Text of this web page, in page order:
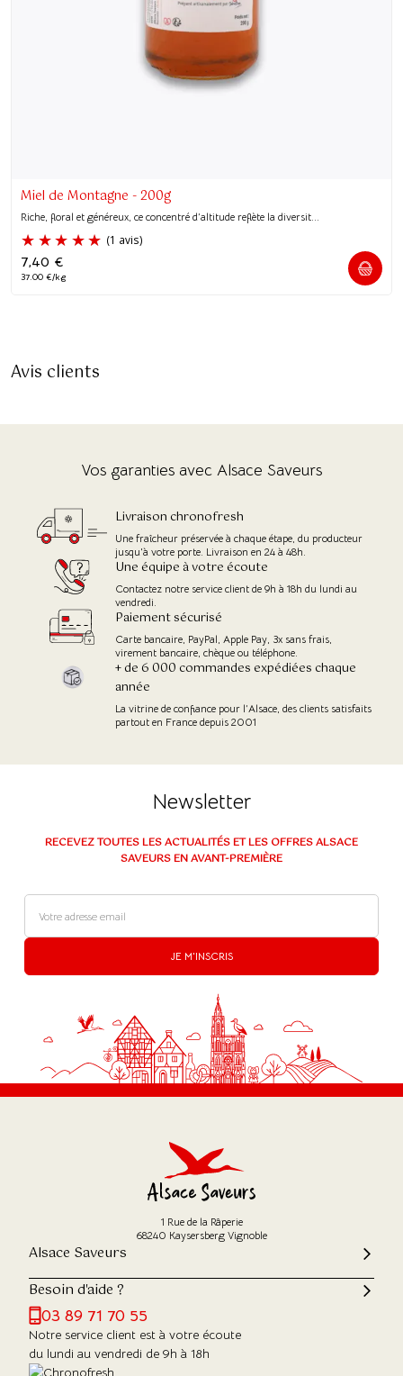
Miel de Montagne - 200g
Riche, floral et généreux, ce concentré d’altitude reflète la diversit...
7,40 €
37.00 €/kg
Avis clients
Vos garanties avec Alsace Saveurs
Livraison chronofresh
Une fraîcheur préservée à chaque étape, du producteur
jusqu'à votre porte. Livraison en 24 à 48h.
Une équipe à votre écoute
Contactez notre service client de 9h à 18h du lundi au
vendredi.
Paiement sécurisé
Carte bancaire, PayPal, Apple Pay, 3x sans frais,
virement bancaire, chèque ou téléphone.
+ de 6 000 commandes expédiées chaque
année
La vitrine de confiance pour l’Alsace, des clients satisfaits
partout en France depuis 2001
Newsletter
RECEVEZ TOUTES LES ACTUALITÉS ET LES OFFRES ALSACE
SAVEURS EN AVANT-PREMIÈRE
JE M'INSCRIS
1 Rue de la Râperie
68240 Kaysersberg Vignoble
Alsace Saveurs
Besoin d'aide ?
03 89 71 70 55
Notre service client est à votre écoute
du lundi au vendredi de 9h à 18h